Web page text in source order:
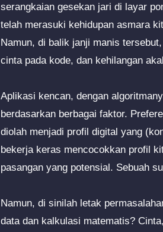
serangkaian gesekan jari di layar
telah merasuki kehidupan asmara
Namun, di balik janji manis
cinta pada kode, dan kehilangan
Aplikasi kencan, dengan
berdasarkan berbagai faktor.
diolah menjadi profil digital yang
bekerja keras mencocokkan profil
pasangan yang potensial. Sebuah
Namun, di sinilah letak
data dan kalkulasi matematis?